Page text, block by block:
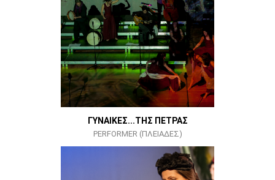
ΓΥΝΑΙΚΕΣ...ΤΗΣ ΠΕΤΡΑΣ
PERFORMER (ΠΛΕΙΑΔΕΣ)